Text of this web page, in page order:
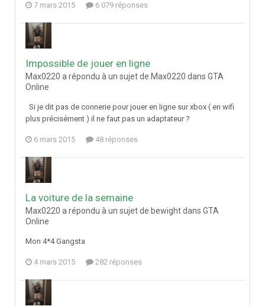
7 mars 2015 6 079 réponses
Impossible de jouer en ligne
Max0220 a répondu à un sujet de Max0220 dans GTA
Online
Si je dit pas de connerie pour jouer en ligne sur xbox ( en wifi
plus précisément ) il ne faut pas un adaptateur ?
6 mars 2015 48 réponses
La voiture de la semaine
Max0220 a répondu à un sujet de bewight dans GTA
Online
Mon 4*4 Gangsta
4 mars 2015 282 réponses